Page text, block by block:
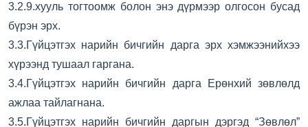
3.2.9.хууль тогтоомж болон энэ дүрмээр олгосон бусад
бүрэн эрх.
3.3.Гүйцэтгэх нарийн бичгийн дарга эрх хэмжээнийхээ
хүрээнд тушаал гаргана.
3.4.Гүйцэтгэх нарийн бичгийн дарга Ерөнхий зөвлөлд
ажлаа тайлагнана.
3.5.Гүйцэтгэх нарийн бичгийн даргын дэргэд “Зөвлөл”